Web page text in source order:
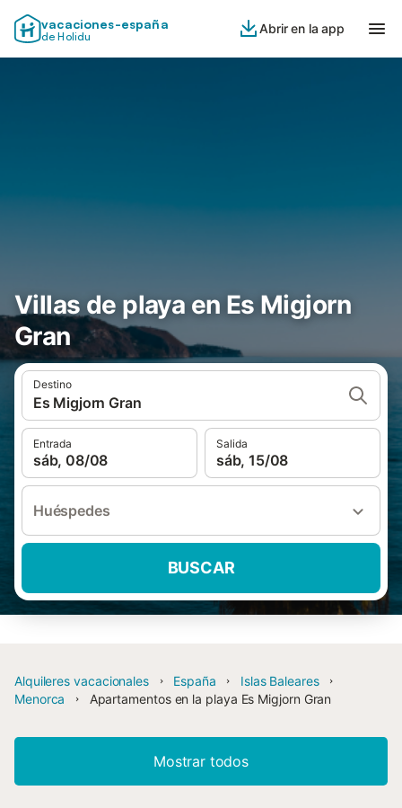
vacaciones-españa
de Holidu
Abrir en la app
Villas de playa en Es Migjorn
Gran
Destino
Es Migjorn Gran
Entrada
sáb, 08/08
Salida
sáb, 15/08
Huéspedes
BUSCAR
Alquileres vacacionales España
Islas Baleares
Menorca
Apartamentos en la playa Es Migjorn Gran
Mostrar todos